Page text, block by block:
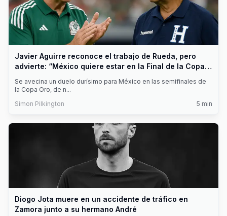
Javier Aguirre reconoce el trabajo de Rueda, pero
advierte: “México quiere estar en la Final de la Copa
Se avecina un duelo durísimo para México en las semifinales de
la Copa Oro, de n...
Simon Pilkington
5 min
Diogo Jota muere en un accidente de tráfico en
Zamora junto a su hermano André